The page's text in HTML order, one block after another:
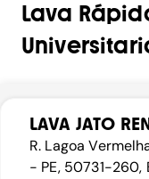
Lava
LAVA JATO
R. Lagoa
- PE, 50731-260,